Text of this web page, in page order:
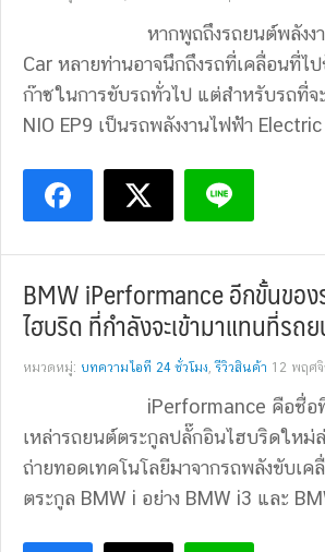
หากพูถถึงรถยนต์พลังง
Car หลายท่านอาจนึกถึงรถที่เคลื่อนที่ไ
ก๊าซในการขับรถทั่วไป แต่สำหรับรถที่
NIO EP9 เป็นรถพลังงานไฟฟ้า Electric
BMW iPerformance อีกขั้นขอ
ไฮบริด ที่กำลังจะเข้ามาแทนที่รถ
หมวดหมู่: บทความไอที 24 ชั่วโมง,รีวิวสินค้า 12 พฤศ
iPerformance คือชื่อ
เหล่ารถยนต์ตระกูลปลั๊กอินไฮบริดใหม่
ถ่ายทอดเทคโนโลยีมาจากรถพลังขับเค
ตระกูล BMW i อย่าง BMW i3 และ